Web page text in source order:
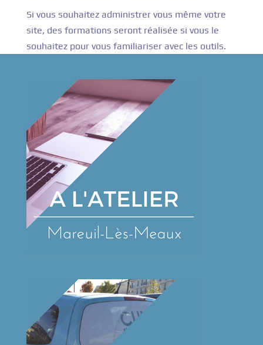
Si vous souhaitez administrer vous même votre
site, des formations seront réalisée si vous le
souhaitez pour vous familiariser avec les outils.